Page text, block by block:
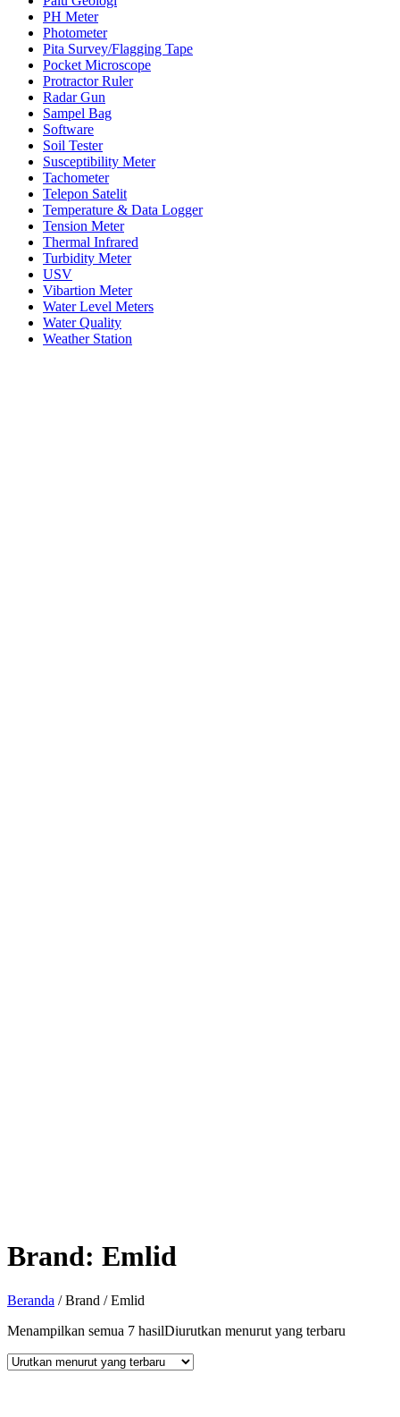
PH Meter
Photometer
Pita Survey/Flagging Tape
Pocket Microscope
Protractor Ruler
Radar Gun
Sampel Bag
Software
Soil Tester
Susceptibility Meter
Tachometer
Telepon Satelit
Temperature & Data Logger
Tension Meter
Thermal Infrared
Turbidity Meter
USV
Vibartion Meter
Water Level Meters
Water Quality
Weather Station
Brand: Emlid
Beranda / Brand / Emlid
Menampilkan semua 7 hasilDiurutkan menurut yang terbaru